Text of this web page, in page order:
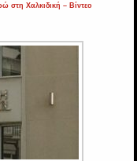
στη Χαλκιδική – Βίντεο